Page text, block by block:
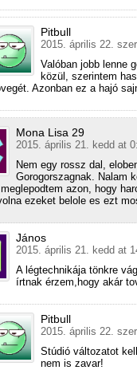
Pitbull
2015. április 22.
Valóban jobb lenne
közül, szerintem
Azonban ez a hajó
Mona Lisa 29
2015. április 21. kedd at
Nem egy rossz dal,
Gorogorszagnak. Nalam
azon, hogy
ezeket belole es ezt
János
2015. április 21. kedd at
A légtechnikája tönkre
írtnak érzem,hogy akár
Pitbull
2015. április 22.
Stúdió változatot
nem is zavar!